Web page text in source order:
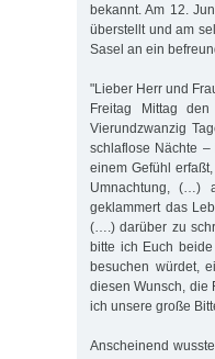
bekannt. Am 12.
überstellt und am
Sasel an ein
"Lieber Herr und
Freitag Mittag
Vierundzwanzig
schlaflose Nächte
einem Gefühl
Umnachtung, (…)
geklammert das
(….) darüber zu
bitte ich Euch
besuchen würdet,
diesen Wunsch, die
ich unsere große
Anscheinend